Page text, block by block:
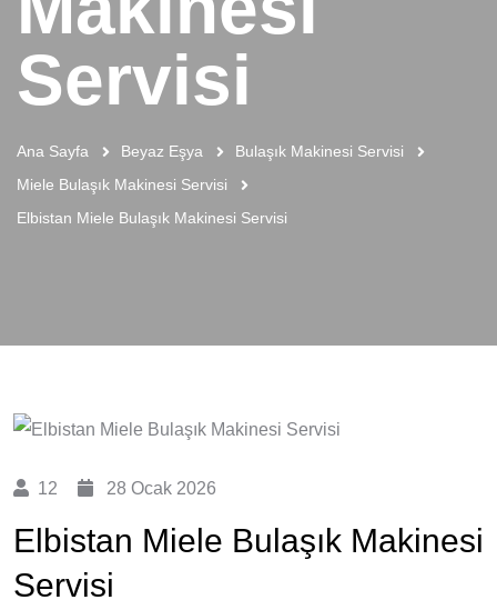
Servisi
Ana Sayfa Beyaz Eşya
Bulaşık Makinesi Servisi
Miele Bulaşık Makinesi Servisi
Elbistan Miele Bulaşık Makinesi Servisi
12 28 Ocak 2026
Elbistan Miele Bulaşık Makinesi
Servisi